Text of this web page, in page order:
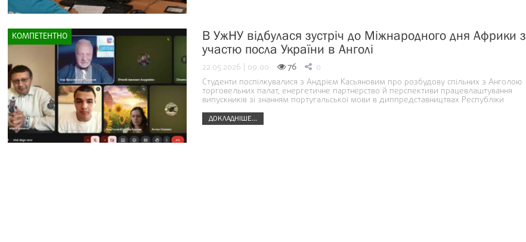
КОМПЕТЕНТНО
В УжНУ відбулася зустріч до Міжнародного дня Африки з
участю посла України в Анголі
22.05.2026 | 09:00 76 0
Студенти поспілкувалися з Андрієм Касьяновим про розбудову спільних з Анголою
торговельних палат, енергетичне партнерство й перспективи працевлаштування
випускників зі знанням португальської мови в диппредставництвах Республіки
ДОКЛАДНІШЕ...